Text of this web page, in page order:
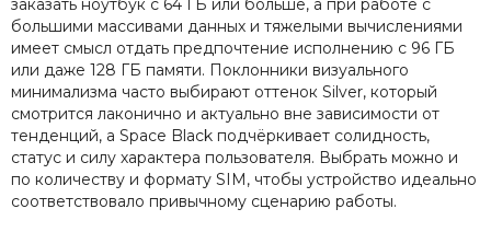
заказать ноутбук с 64 ГБ или больше, а при работе с
большими массивами данных и тяжелыми вычислениями
имеет смысл отдать предпочтение исполнению с 96 ГБ
или даже 128 ГБ памяти. Поклонники визуального
минимализма часто выбирают оттенок Silver, который
смотрится лаконично и актуально вне зависимости от
тенденций, а Space Black подчёркивает солидность,
статус и силу характера пользователя. Выбрать можно и
по количеству и формату SIM, чтобы устройство идеально
соответствовало привычному сценарию работы.